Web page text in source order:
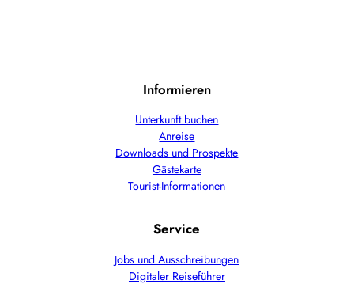
Informieren
Unterkunft buchen
Anreise
Downloads und Prospekte
Gästekarte
Tourist-Informationen
Service
Jobs und Ausschreibungen
Digitaler Reiseführer